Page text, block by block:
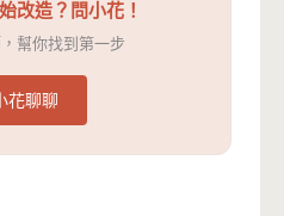
改造？問小花！
幫你找到第一步
花聊聊